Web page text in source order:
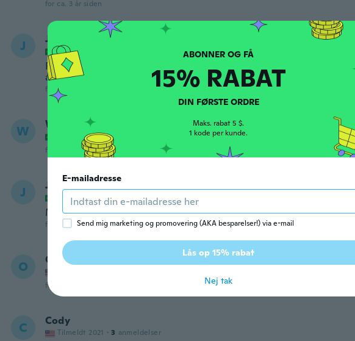
for ca. 3 år siden
J John
Tilmeldt 2018
Recebi no prazo e foi de acordo o com que pedi, muito bom,
antes do previsto.
for ca. 3 år siden
W Wesley
Tilmeldt 2021 · 1
for ca. 3 år siden
J José Odilon
Tilmeldt 2021 · 2 anmeldelser
Muito bom e interessante. Gostei muito.
for ca. 4 år siden
O Orval
for ca. 4 år siden
C Cody
Tilmeldt 2021 · 3 anmeldelser
15% RABAT
DIN FØRSTE ORDRE
Maks. rabat 5 $.
1 kode per kunde.
E-mailadresse
Send mig marketing og promovering (AKA besparelser!) via e-mail
Lås op 15% rabat
Nej tak